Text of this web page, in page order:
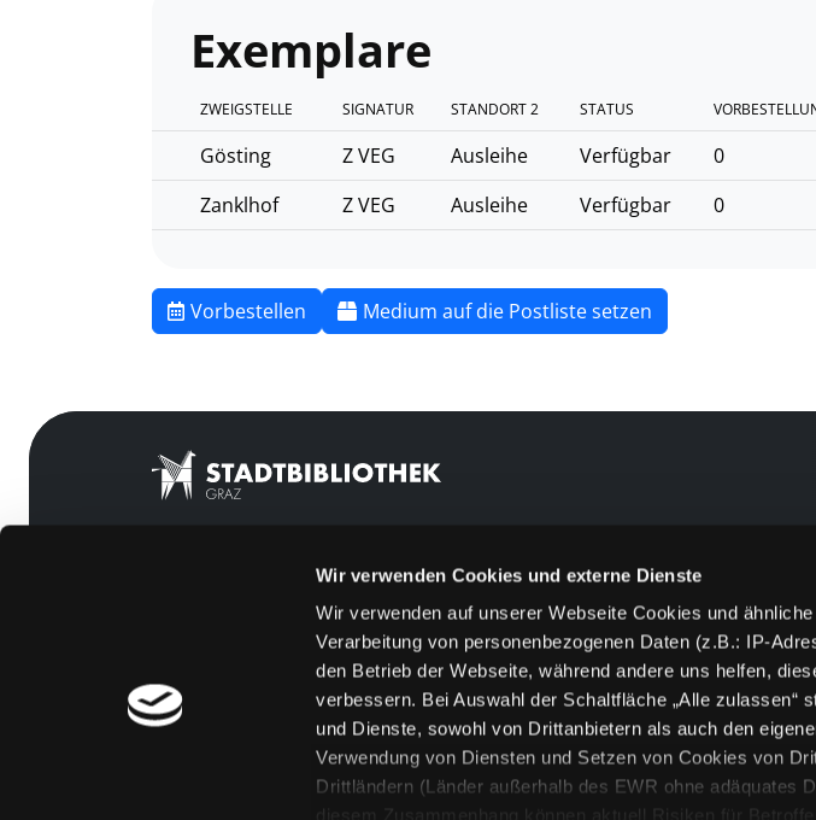
Wir verwenden Cookies und externe Dienste
Wir verwenden auf unserer Webseite Cookies und
Verarbeitung von personenbezogenen Daten (z.B.: IP-
den Betrieb der Webseite, während andere uns helfen,
verbessern. Bei Auswahl der Schaltfläche „Alle zulassen“
und Dienste, sowohl von Drittanbietern als auch den
Verwendung von Diensten und Setzen von Cookies von
Drittländern (Länder außerhalb des EWR ohne adäquates
diesem Zusammenhang können aktuell Risiken für
Exemplare
ZWEIGSTELLE SIGNATUR STANDORT 2 STATUS
Gösting Z VEG Ausleihe Verfügbar 0
Zanklhof
Z VEG Ausleihe Verfügbar 0
Vorbestellen Medium auf die Postliste setzen
[kju:b]
Feedback
Kontakt
Über uns
Jobs
Medienwunsch
FAQs